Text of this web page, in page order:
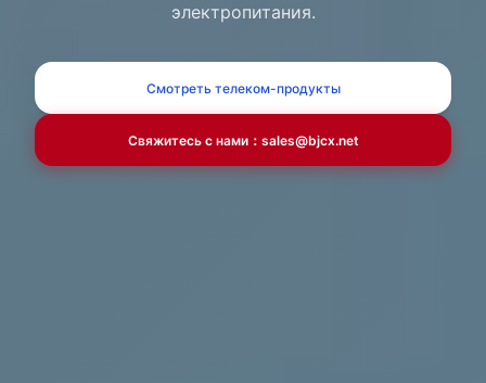
электропитания.
Смотреть телеком-продукты
Свяжитесь с нами：sales@bjcx.net